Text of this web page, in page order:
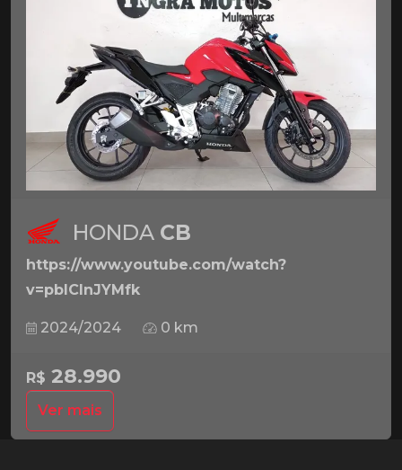
HONDA CB
https://www.youtube.com/watch?
v=pbICInJYMfk
2024/2024 0 km
R$ 28.990
Ver mais